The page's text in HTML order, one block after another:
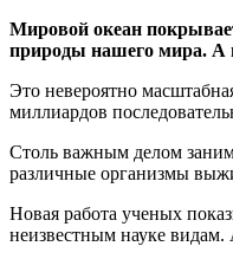
Мировой океан
природы нашего мира. А
Это невероятно
миллиардов
Столь важным делом
различные организмы
Новая работа ученых
неизвестным науке